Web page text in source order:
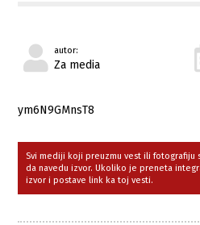
autor:
Za media
ym6N9GMnsT8
Svi mediji koji preuzmu vest ili fotografiju
da navedu izvor. Ukoliko je preneta
izvor i postave link ka toj vesti.